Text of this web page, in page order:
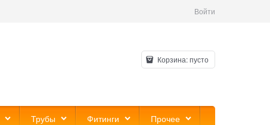
Войти
Корзина:пусто
Трубы Фитинги Прочее